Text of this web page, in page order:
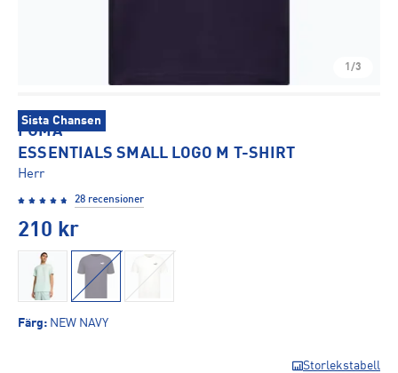
1/3
Sista Chansen
PUMA
ESSENTIALS SMALL LOGO M T-SHIRT
Herr
28 recensioner
210 kr
Färg: NEW NAVY
Storlekstabell